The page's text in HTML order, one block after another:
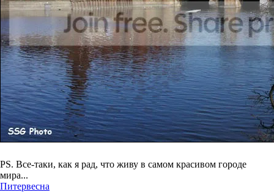
PS. Все-таки, как я рад, что живу в самом красивом городе
мира...
Питервесна